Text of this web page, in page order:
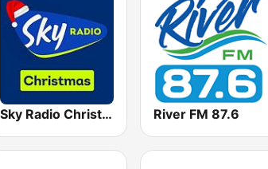
Sky Radio Christmas River FM 87.6